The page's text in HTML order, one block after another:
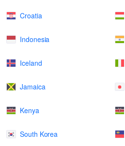
Croatia
Indonesia
Iceland
Jamaica
Kenya
South Korea